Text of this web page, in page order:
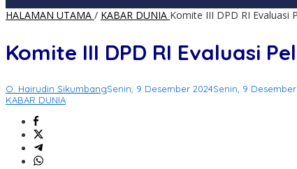
HALAMAN UTAMA / KABAR DUNIA Komite III DPD RI Evaluasi
Komite III DPD RI Evaluasi
O. Hairudin SikumbangSenin, 9 Desember 2024Senin, 9 Desember
KABAR DUNIA